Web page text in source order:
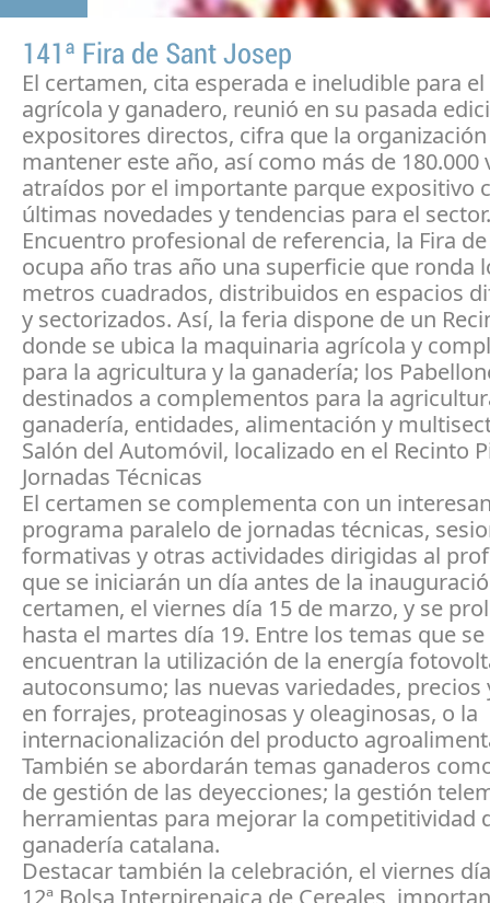
141ª Fira de Sant Josep
El certamen, cita esperada e ineludible para
agrícola y ganadero, reunió en su pasada
expositores directos, cifra que la
mantener este año, así como más de 180.000
atraídos por el importante parque expositivo
últimas novedades y tendencias para el sector.
Encuentro profesional de referencia, la Fira de
ocupa año tras año una superficie que ronda
metros cuadrados, distribuidos en espacios
y sectorizados. Así, la feria dispone de un
donde se ubica la maquinaria agrícola y
para la agricultura y la ganadería; los
destinados a complementos para la
ganadería, entidades, alimentación y
Salón del Automóvil, localizado en el Recinto
Jornadas Técnicas
El certamen se complementa con un
programa paralelo de jornadas técnicas,
formativas y otras actividades dirigidas al
que se iniciarán un día antes de la
certamen, el viernes día 15 de marzo, y se
hasta el martes día 19. Entre los temas que
encuentran la utilización de la energía
autoconsumo; las nuevas variedades, precios
en forrajes, proteaginosas y oleaginosas, o la
internacionalización del producto
También se abordarán temas ganaderos
de gestión de las deyecciones; la gestión
herramientas para mejorar la competitividad
ganadería catalana.
Destacar también la celebración, el viernes